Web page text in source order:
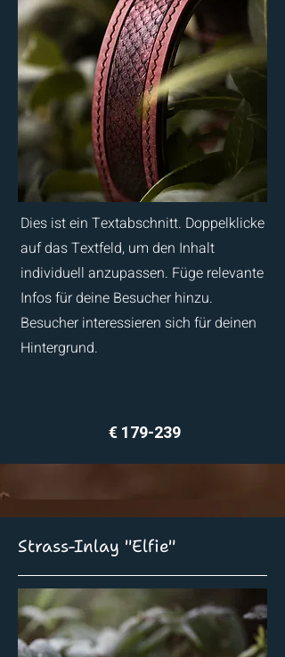
Dies ist ein Textabschnitt. Doppelklicke
auf das Textfeld, um den Inhalt
individuell anzupassen. Füge relevante
Infos für deine Besucher hinzu.
Besucher interessieren sich für deinen
Hintergrund.
€ 179-239
Strass-Inlay "Elfie"